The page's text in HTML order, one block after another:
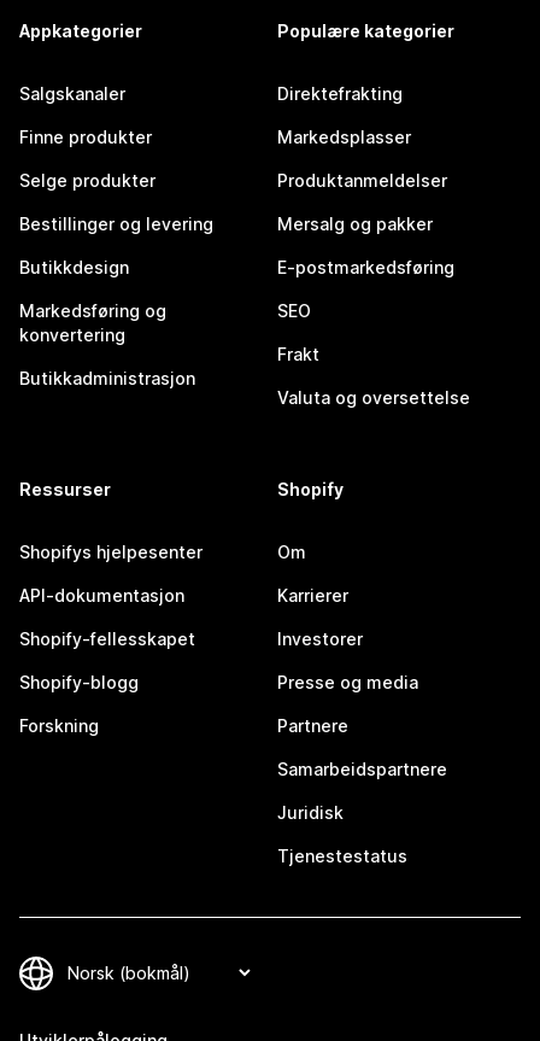
Appkategorier
Salgskanaler
Finne produkter
Selge produkter
Bestillinger og levering
Butikkdesign
Markedsføring og
konvertering
Butikkadministrasjon
Populære kategorier
Direktefrakting
Markedsplasser
Produktanmeldelser
Mersalg og pakker
E-postmarkedsføring
SEO
Frakt
Valuta og oversettelse
Ressurser
Shopifys hjelpesenter
API-dokumentasjon
Shopify-fellesskapet
Shopify-blogg
Forskning
Shopify
Om
Karrierer
Investorer
Presse og media
Partnere
Samarbeidspartnere
Juridisk
Tjenestestatus